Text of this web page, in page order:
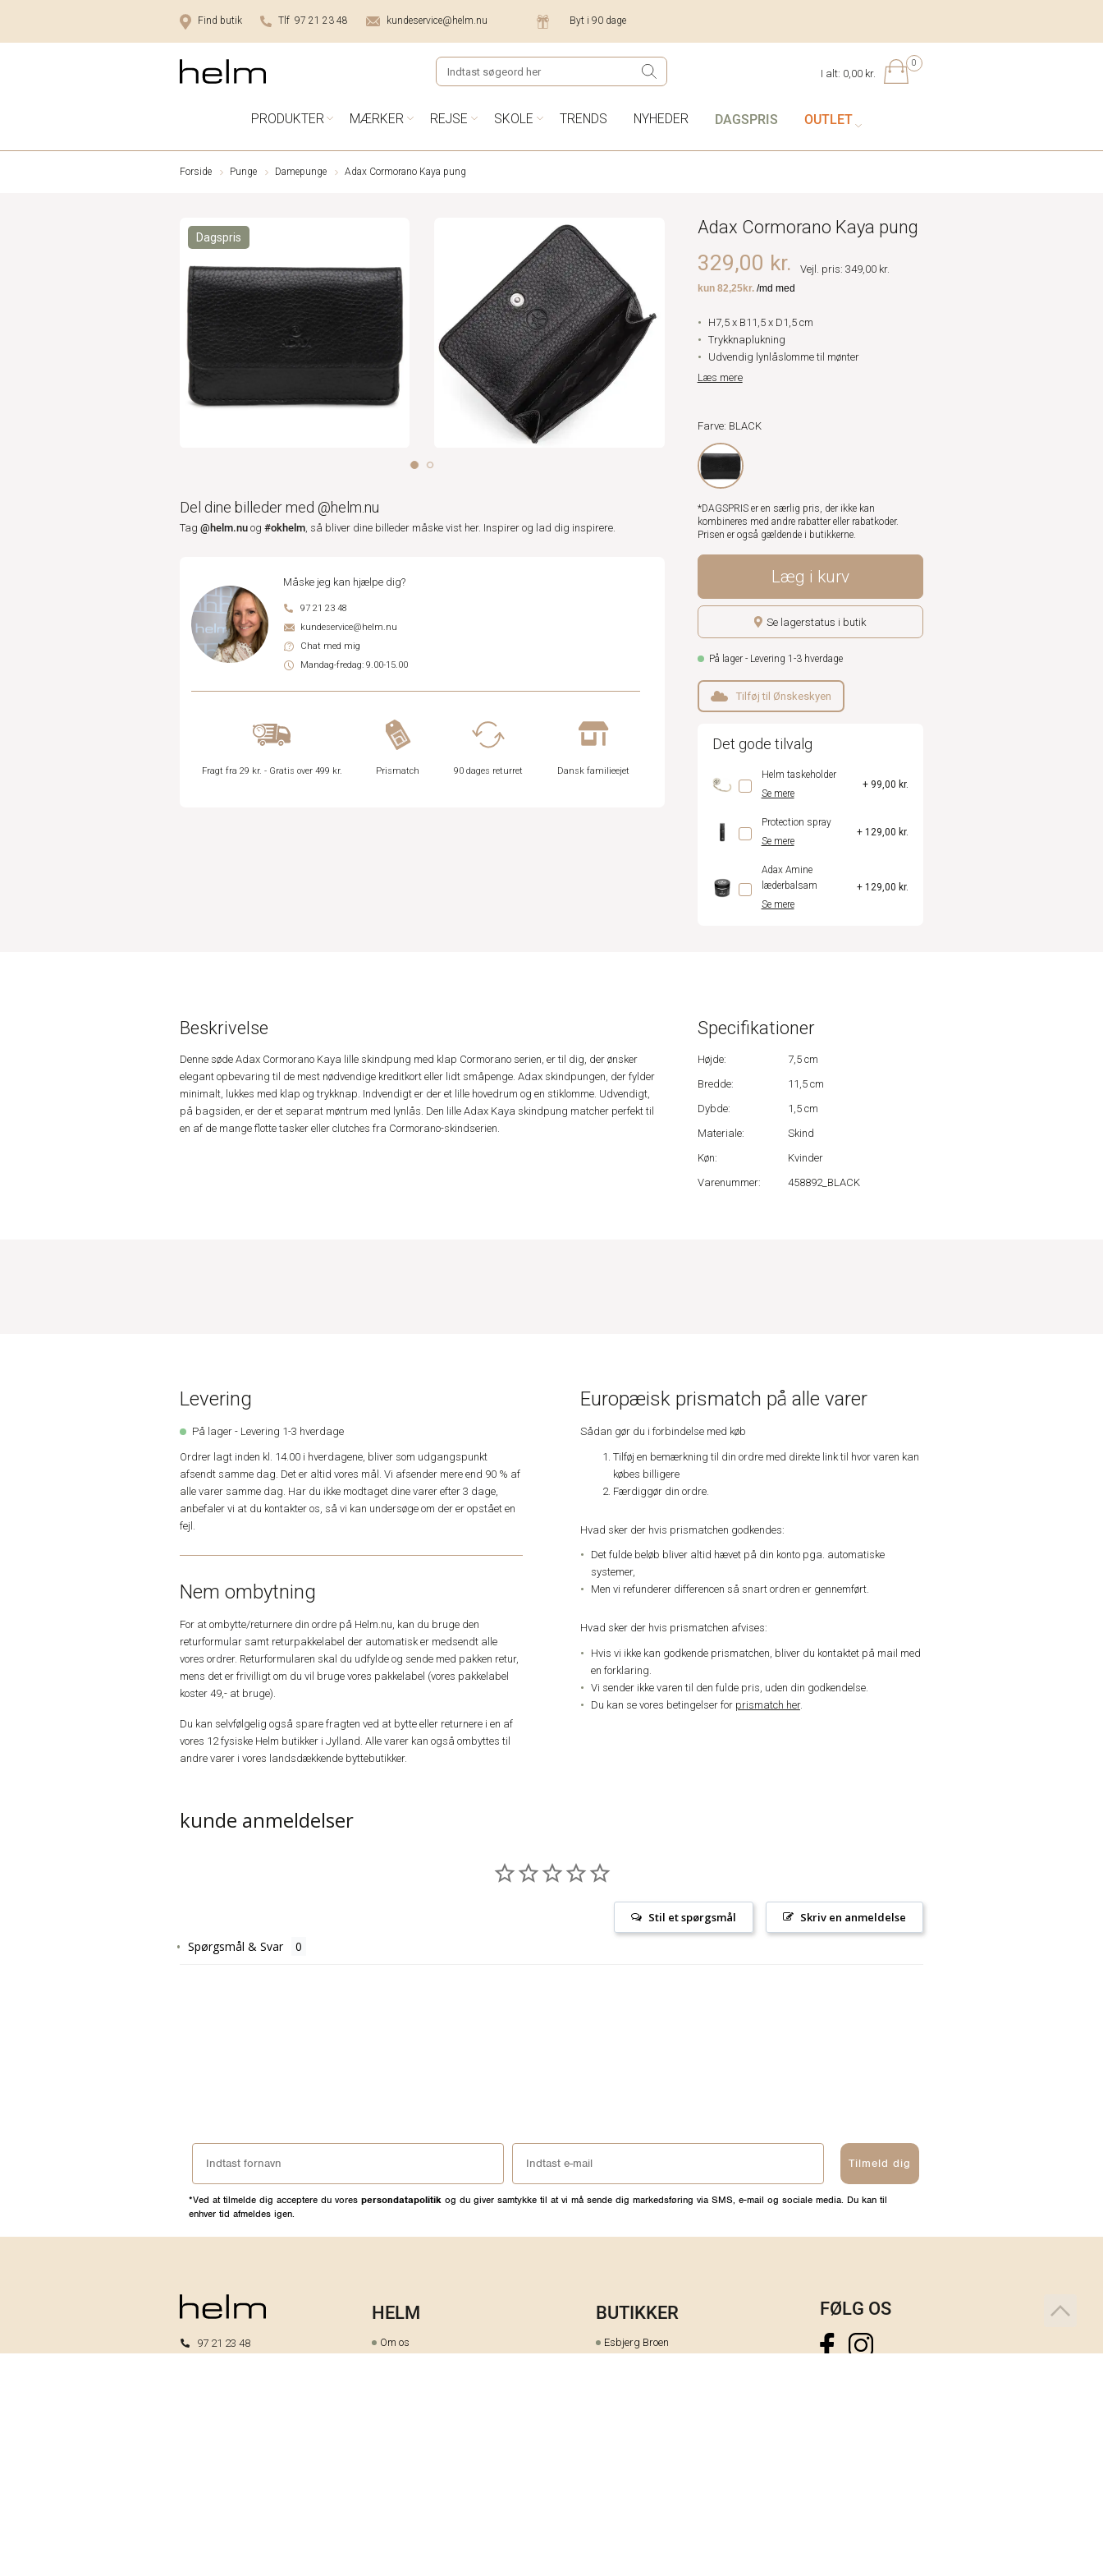
Find butik Tlf 97 21 23 48 kundeservice@helm.nu Byt i 90 dage
0
I alt: 0,00 kr.
PRODUKTER MÆRKER REJSE SKOLE TRENDS NYHEDER DAGSPRIS OUTLET
Forside Punge Damepunge Adax Cormorano Kaya pung
Dagspris
Del dine billeder med @helm.nu
Tag @helm.nu og #okhelm, så bliver dine billeder måske vist her. Inspirer og lad dig inspirere.
Måske jeg kan hjælpe dig?
97 21 23 48
kundeservice@helm.nu
Chat med mig
Mandag-fredag: 9.00-15.00
Fragt fra 29 kr. - Gratis over 499 kr. Prismatch 90 dages returret Dansk familieejet
Adax Cormorano Kaya pung
329,00 kr. Vejl. pris: 349,00 kr.
H7,5 x B11,5 x D1,5 cm
Trykknaplukning
Udvendig lynlåslomme til mønter
Læs mere
Farve: BLACK
*DAGSPRIS er en særlig pris, der ikke kan
kombineres med andre rabatter eller rabatkoder.
Prisen er også gældende i butikkerne.
Læg i kurv
Se lagerstatus i butik
På lager - Levering 1-3 hverdage
Tilføj til Ønskeskyen
Det gode tilvalg
Helm taskeholder
Se mere
+ 99,00 kr.
Protection spray
Se mere
+ 129,00 kr.
Adax Amine
læderbalsam
Se mere
+ 129,00 kr.
Beskrivelse
Denne søde Adax Cormorano Kaya lille skindpung med klap Cormorano serien, er til dig, der ønsker
elegant opbevaring til de mest nødvendige kreditkort eller lidt småpenge. Adax skindpungen, der fylder
minimalt, lukkes med klap og trykknap. Indvendigt er der et lille hovedrum og en stiklomme. Udvendigt,
på bagsiden, er der et separat møntrum med lynlås. Den lille Adax Kaya skindpung matcher perfekt til
en af de mange flotte tasker eller clutches fra Cormorano-skindserien.
Specifikationer
Højde:
7,5 cm
Bredde:
11,5 cm
Dybde:
1,5 cm
Materiale:
Skind
Køn:
Kvinder
Varenummer:
458892_BLACK
Levering
På lager - Levering 1-3 hverdage
Ordrer lagt inden kl. 14.00 i hverdagene, bliver som udgangspunkt
afsendt samme dag. Det er altid vores mål. Vi afsender mere end 90 % af
alle varer samme dag. Har du ikke modtaget dine varer efter 3 dage,
anbefaler vi at du kontakter os, så vi kan undersøge om der er opstået en
fejl.
Nem ombytning
For at ombytte/returnere din ordre på Helm.nu, kan du bruge den
returformular samt returpakkelabel der automatisk er medsendt alle
vores ordrer. Returformularen skal du udfylde og sende med pakken retur,
mens det er frivilligt om du vil bruge vores pakkelabel (vores pakkelabel
koster 49,- at bruge).
Du kan selvfølgelig også spare fragten ved at bytte eller returnere i en af
vores 12 fysiske Helm butikker i Jylland. Alle varer kan også ombyttes til
andre varer i vores landsdækkende byttebutikker.
Europæisk prismatch på alle varer
Sådan gør du i forbindelse med køb
Tilføj en bemærkning til din ordre med direkte link til hvor varen kan
købes billigere
Færdiggør din ordre.
Hvad sker der hvis prismatchen godkendes:
Det fulde beløb bliver altid hævet på din konto pga. automatiske
systemer,
Men vi refunderer differencen så snart ordren er gennemført.
Hvad sker der hvis prismatchen afvises:
Hvis vi ikke kan godkende prismatchen, bliver du kontaktet på mail med
en forklaring.
Vi sender ikke varen til den fulde pris, uden din godkendelse.
Du kan se vores betingelser for prismatch her.
kunde anmeldelser
Skriv en anmeldelse
Stil et spørgsmål
Spørgsmål & Svar
Tilmeld dig
*Ved at tilmelde dig acceptere du vores persondatapolitik og du giver samtykke til at vi må sende dig markedsføring via SMS, e-mail og sociale media. Du kan til
enhver tid afmeldes igen.
97 21 23 48
HELM
Om os
BUTIKKER
Esbjerg Broen
FØLG OS